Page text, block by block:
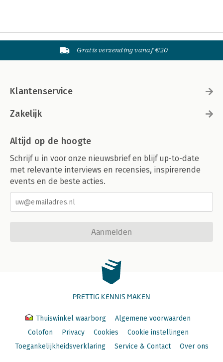
Gratis verzending vanaf €20
Klantenservice
Zakelijk
Altijd op de hoogte
Schrijf u in voor onze nieuwsbrief en blijf up-to-date
met relevante interviews en recensies, inspirerende
events en de beste acties.
Aanmelden
PRETTIG KENNIS MAKEN
Thuiswinkel waarborg
Algemene voorwaarden
Colofon
Privacy Cookies
Cookie instellingen
Toegankelijkheidsverklaring
Service & Contact Over ons